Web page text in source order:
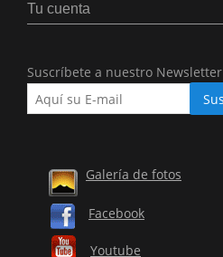
Tu cuenta
Suscríbete a nuestro Newsletter
Galería de fotos
Facebook
Youtube